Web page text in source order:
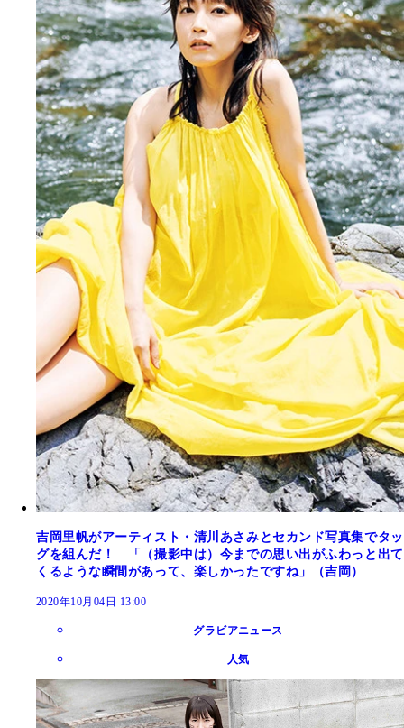
吉岡里帆がアーティスト・清川あさみとセカンド写真集でタッ
グを組んだ！ 「（撮影中は）今までの思い出がふわっと出て
くるような瞬間があって、楽しかったですね」（吉岡）
2020年10月04日 13:00
グラビアニュース
人気